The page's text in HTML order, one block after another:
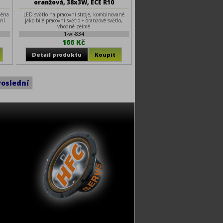
oranžová, 38x3W, ECE R10
LED světlo na pracovní stroje, kombinované
jako bílé pracovní světlo + oranžové světlo,
vhodné zejmé
1-wl-834
166 Kč